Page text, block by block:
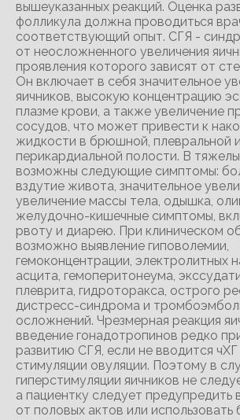
вышеуказанных реакций. Оценка
фолликула должна проводиться
соответствующий опыт. СГЯ -
от неосложненного увеличения
проявления которого зависят от
Он включает в себя значительное
яичников, высокую концентрацию
плазме крови, а также увеличение
сосудов, что может привести к
жидкости в брюшной, плевральной
перикардиальной полости. В
возможны следующие симптомы:
вздутие живота, значительное
увеличение массы тела, одышка,
желудочно-кишечные симптомы,
рвоту и диарею. При клиническом
возможно выявление гиповолемии,
гемоконцентрации, электролитных
асцита, гемоперитонеума,
плеврита, гидроторакса, острого
дистресс-синдрома и
осложнений. Чрезмерная реакция
введение гонадотропинов редко
развитию СГЯ, если не вводится
стимуляции овуляции. Поэтому в
гиперстимуляции яичников не
а пациентку следует предупредить
от половых актов или использовать